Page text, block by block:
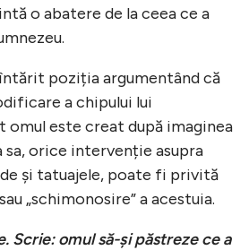
o abatere de la ceea ce a
poziția argumentând că
a chipului lui
omul este creat după imaginea
orice intervenție asupra
și tatuajele, poate fi privită
„schimonosire” a acestuia.
Scrie: omul să-şi păstreze ce a